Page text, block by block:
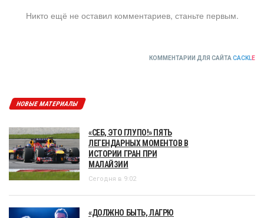
Никто ещё не оставил комментариев, станьте первым.
КОММЕНТАРИИ ДЛЯ САЙТА CACKLE
НОВЫЕ МАТЕРИАЛЫ
«СЕБ, ЭТО ГЛУПО!» ПЯТЬ
ЛЕГЕНДАРНЫХ МОМЕНТОВ В
ИСТОРИИ ГРАН ПРИ
МАЛАЙЗИИ
Сегодня в 9:02
«ДОЛЖНО БЫТЬ, ЛАГРЮ